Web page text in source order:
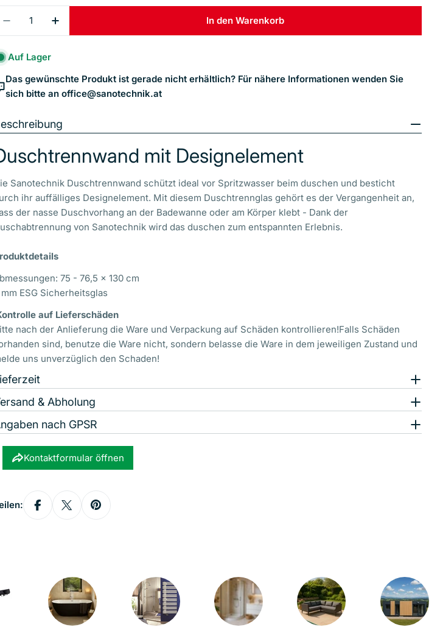
Menge Für Sanotechnik - Wannenklappwand 75x140cm 5mm Glas Gest. Verringern
Menge Für Sanotechnik - Wannenklappwand 75x140cm 5mm Glas Gest.
In den Warenkorb
Auf Lager
Das gewünschte Produkt ist gerade nicht erhältlich? Für nähere Informationen wenden Sie
sich bitte an office@sanotechnik.at
mit Designelement
Sanotechnik Duschtrennwand schützt ideal vor Spritzwasser beim duschen und besticht
ihr auffälliges Designelement. Mit diesem Duschtrennglas gehört es der Vergangenheit an,
der nasse Duschvorhang an der Badewanne oder am Körper klebt - Dank der
von Sanotechnik wird das duschen zum entspannten Erlebnis.
75 - 76,5 x 130 cm
ESG Sicherheitsglas
auf Lieferschäden
nach der Anlieferung die Ware und Verpackung auf Schäden kontrollieren!Falls Schäden
sind, benutze die Ware nicht, sondern belasse die Ware in dem jeweiligen Zustand und
uns unverzüglich den Schaden!
& Abholung
nach GPSR
Kontaktformular öffnen
Nachricht